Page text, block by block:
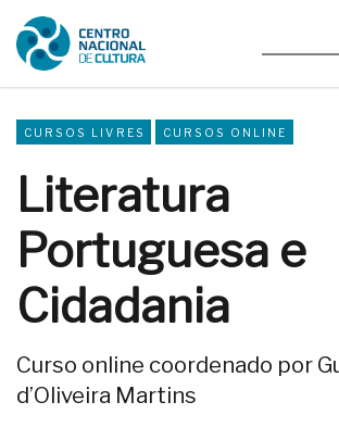
CURSOS LIVRES CURSOS ONLINE
Literatura
Portuguesa e
Cidadania
Curso online coordenado por
d’Oliveira Martins